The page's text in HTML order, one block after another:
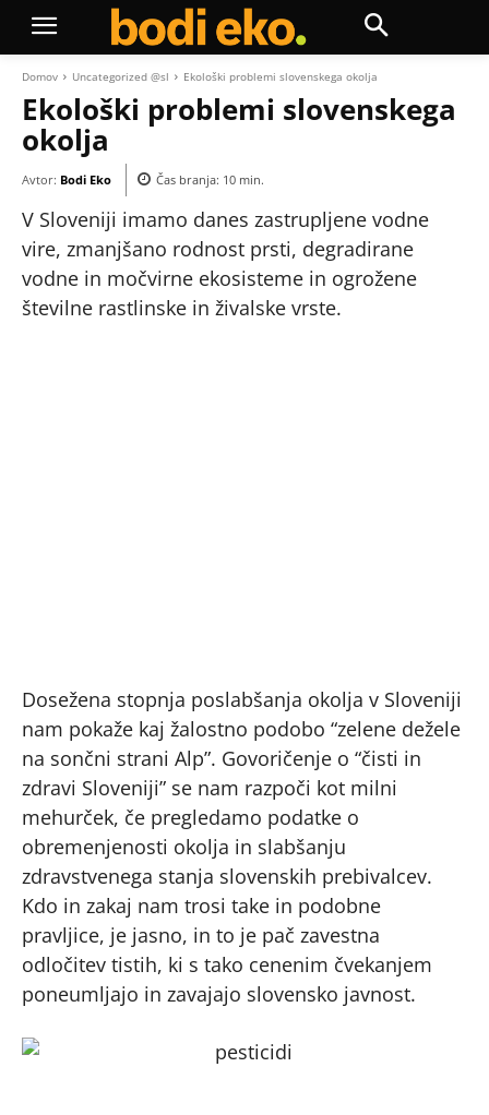
Domov Uncategorized @sl Ekološki problemi slovenskega okolja
Ekološki problemi slovenskega
okolja
Avtor: Bodi Eko Čas branja: 10 min.
V Sloveniji imamo danes zastrupljene vodne
vire, zmanjšano rodnost prsti, degradirane
vodne in močvirne ekosisteme in ogrožene
številne rastlinske in živalske vrste.
Dosežena stopnja poslabšanja okolja v Sloveniji
nam pokaže kaj žalostno podobo “zelene dežele
na sončni strani Alp”. Govoričenje o “čisti in
zdravi Sloveniji” se nam razpoči kot milni
mehurček, če pregledamo podatke o
obremenjenosti okolja in slabšanju
zdravstvenega stanja slovenskih prebivalcev.
Kdo in zakaj nam trosi take in podobne
pravljice, je jasno, in to je pač zavestna
odločitev tistih, ki s tako cenenim čvekanjem
poneumljajo in zavajajo slovensko javnost.